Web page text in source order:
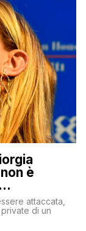
è
attaccata,
di un